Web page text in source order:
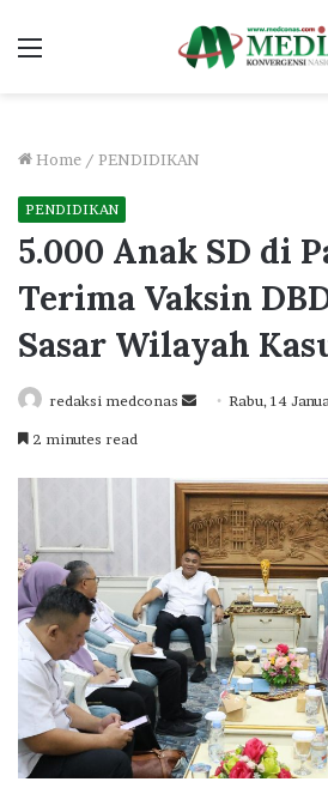
Menu
Home / PENDIDIKAN
PENDIDIKAN
5.000 Anak SD di
Terima Vaksin
Sasar Wilayah
redaksi medconas
SendRabu, 14
2 minutes read